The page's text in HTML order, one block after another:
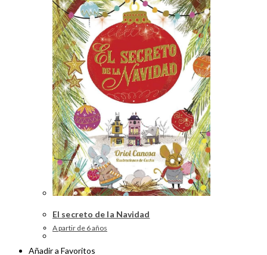
El secreto de la Navidad
A partir de 6 años
Añadir a Favoritos